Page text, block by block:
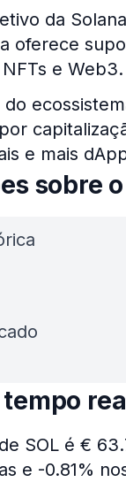
da
oferece
e Web3.
e mais
sobre
SOL é €
e -0.81%